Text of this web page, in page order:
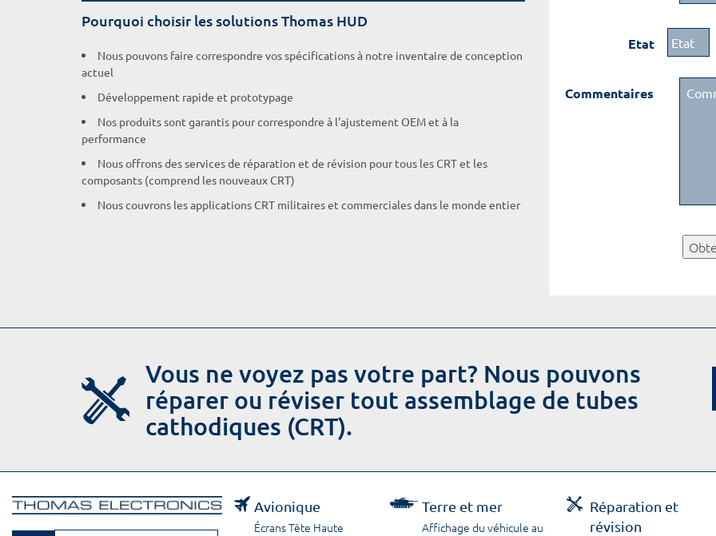
Pourquoi choisir les solutions Thomas HUD
Nous pouvons faire correspondre vos spécifications à notre inventaire de conception
actuel
Développement rapide et prototypage
Nos produits sont garantis pour correspondre à l'ajustement OEM et à la
performance
Nous offrons des services de réparation et de révision pour tous les CRT et les
composants (comprend les nouveaux CRT)
Nous couvrons les applications CRT militaires et commerciales dans le monde entier
Etat
Commentaires
Vous ne voyez pas votre part? Nous pouvons
réparer ou réviser tout assemblage de tubes
cathodiques (CRT).
Avionique
Écrans Tête Haute
Terre et mer
Affichage du véhicule au
Réparation et
révision